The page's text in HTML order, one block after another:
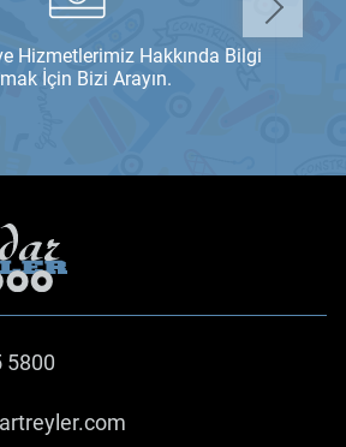
Hizmetlerimiz Hakkında Bilgi
İçin Bizi Arayın.
5800